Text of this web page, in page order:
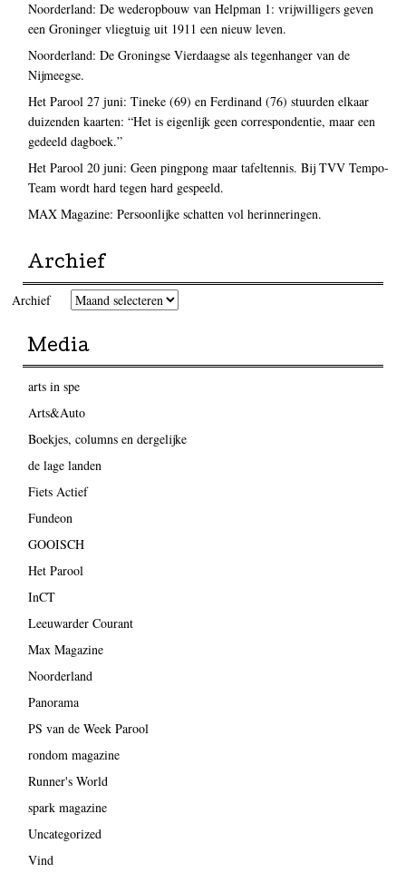
Noorderland: De wederopbouw van Helpman 1: vrijwilligers geven
een Groninger vliegtuig uit 1911 een nieuw leven.
Noorderland: De Groningse Vierdaagse als tegenhanger van de
Nijmeegse.
Het Parool 27 juni: Tineke (69) en Ferdinand (76) stuurden elkaar
duizenden kaarten: “Het is eigenlijk geen correspondentie, maar een
gedeeld dagboek.”
Het Parool 20 juni: Geen pingpong maar tafeltennis. Bij TVV Tempo-
Team wordt hard tegen hard gespeeld.
MAX Magazine: Persoonlijke schatten vol herinneringen.
Archief
Archief
Media
arts in spe
Arts&Auto
Boekjes, columns en dergelijke
de lage landen
Fiets Actief
Fundeon
GOOISCH
Het Parool
InCT
Leeuwarder Courant
Max Magazine
Noorderland
Panorama
PS van de Week Parool
rondom magazine
Runner's World
spark magazine
Uncategorized
Vind